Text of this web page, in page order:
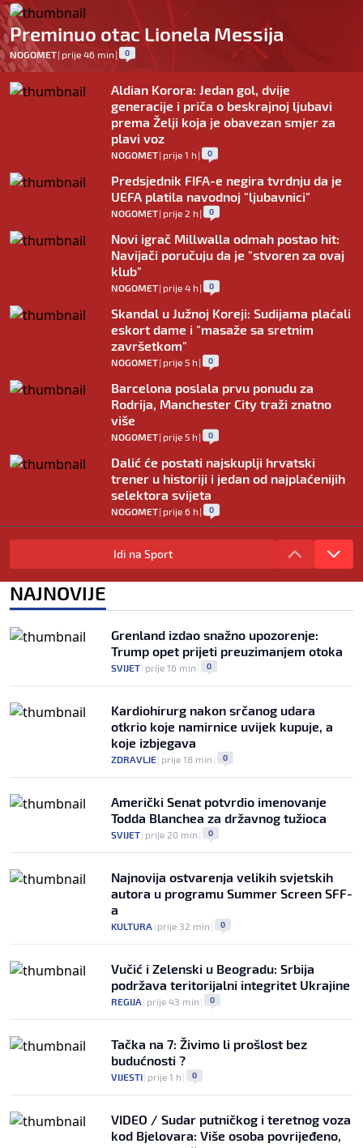
Preminuo otac Lionela Messija
NOGOMET| prije 46 min | 0
Aldian Korora: Jedan gol, dvije
generacije i priča o beskrajnoj ljubavi
prema Želji koja je obavezan smjer za
plavi voz
NOGOMET| prije 1 h | 0
Predsjednik FIFA-e negira tvrdnju da je
UEFA platila navodnoj "ljubavnici"
NOGOMET| prije 2 h | 0
Novi igrač Millwalla odmah postao hit:
Navijači poručuju da je "stvoren za ovaj
klub"
NOGOMET| prije 4 h | 0
Skandal u Južnoj Koreji: Sudijama plaćali
eskort dame i "masaže sa sretnim
završetkom"
NOGOMET| prije 5 h | 0
Barcelona poslala prvu ponudu za
Rodrija, Manchester City traži znatno
više
NOGOMET| prije 5 h | 0
Dalić će postati najskuplji hrvatski
trener u historiji i jedan od najplaćenijih
selektora svijeta
NOGOMET| prije 6 h | 0
Otkriveno ko je bio Georginina prva
ljubav: Njihova priča ponovo postala
viralna
0
Neočekivan transfer na pomolu: Monaco
se uključio u utrku za Lukakua
0
Idi na Sport
NAJNOVIJE
Grenland izdao snažno upozorenje:
Trump opet prijeti preuzimanjem otoka
SVIJET| prije 16 min | 0
Kardiohirurg nakon srčanog udara
otkrio koje namirnice uvijek kupuje, a
koje izbjegava
ZDRAVLJE| prije 18 min | 0
Američki Senat potvrdio imenovanje
Todda Blanchea za državnog tužioca
SVIJET| prije 20 min | 0
Najnovija ostvarenja velikih svjetskih
autora u programu Summer Screen SFF-
a
KULTURA| prije 32 min | 0
Vučić i Zelenski u Beogradu: Srbija
podržava teritorijalni integritet Ukrajine
REGIJA| prije 43 min | 0
Tačka na 7: Živimo li prošlost bez
budućnosti ?
VIJESTI| prije 1 h | 0
VIDEO / Sudar putničkog i teretnog voza
kod Bjelovara: Više osoba povrijeđeno,